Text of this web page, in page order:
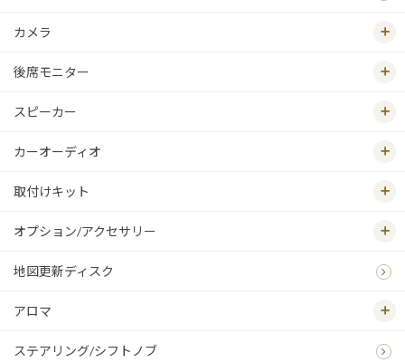
カメラ
後席モニター
スピーカー
カーオーディオ
取付けキット
オプション/アクセサリー
地図更新ディスク
アロマ
ステアリング/シフトノブ